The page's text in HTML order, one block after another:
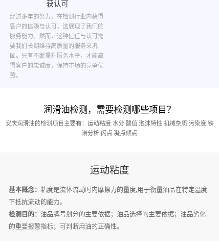
获认可
经过多年的努力，在检测行业内获得
客户的信赖与认可，这展现了我们的
服务能力。然而，这种信任与认可需
要我们长期维持高质量的服务来巩
固。只有不断提升服务水平，才能赢
得客户的忠诚度，保持市场的竞争优
势。
润滑油检测，需要检测哪些项目？
安庆润滑油的检测项目主要有：运动粘度 水分 酸值 泡沫特性 机械杂质 污染度 铁
谱分析 闪点 凝点倾点
运动粘度
基本概念： 粘度是流体流动时内摩擦力的量度,用于衡量油品在特定温度
下抵抗流动的能力。
检测目的： 油品牌号划分的主要依据；油品选择的主要依据；油品劣化
的重要报警指标；可判断用油的正确性。